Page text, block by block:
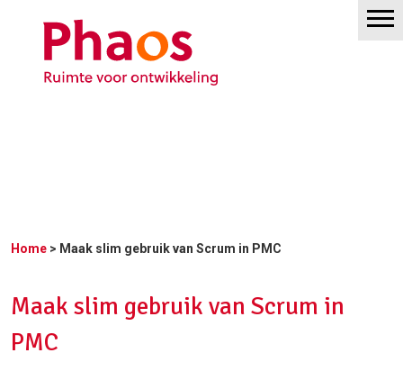
Home > Maak slim gebruik van Scrum in PMC
Maak slim gebruik van Scrum in
PMC